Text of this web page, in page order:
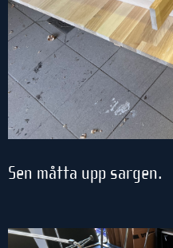
Sen måtta upp sargen.